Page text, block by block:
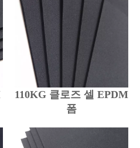
110KG 클로즈 셀 EPDM
폼